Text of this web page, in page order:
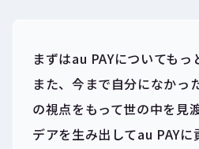
まずはau PAYについてもっ
また、今まで自分になかっ
の視点をもって世の中を見
デアを生み出してau PAY